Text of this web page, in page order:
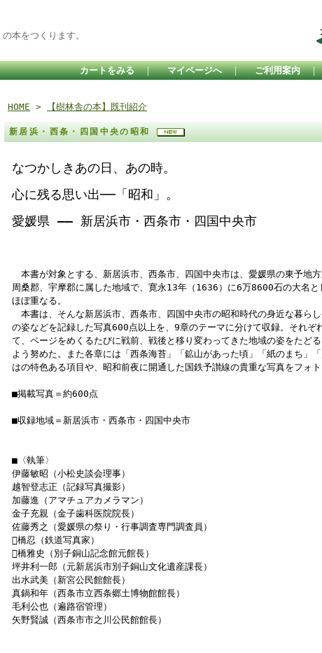
本をつくります。
カートをみる ｜ マイページへ ｜ ご利用案内
HOME > 【樹林舎の本】既刊紹介
新居浜・西条・四国中央の昭和
なつかしきあの日、あの時。
心に残る思い出──「昭和」。
愛媛県 —— 新居浜市・西条市・四国中央市
本書が対象とする、新居浜市、西条市、四国中央市は、愛媛県の東予地方
周桑郡、宇摩郡に属した地域で、寛永13年（1636）に6万8600石の大名と
ほぼ重なる。
本書は、そんな新居浜市、西条市、四国中央市の昭和時代の身近な暮ら
の姿などを記録した写真600点以上を、9章のテーマに分けて収録。それぞ
て、ページをめくるたびに戦前、戦後と移り変わってきた地域の姿をたど
よう努めた。また各章には「西条海苔」「鉱山があった頃」「紙のまち」
はの特色ある項目や、昭和前夜に開通した国鉄予讃線の貴重な写真をフォ
■掲載写真＝約600点
■収録地域＝新居浜市・西条市・四国中央市
■〈執筆〉
伊藤敏昭（小松史談会理事）
越智登志正（記録写真撮影）
加藤進（アマチュアカメラマン）
金子充親（金子歯科医院院長）
佐藤秀之（愛媛県の祭り・行事調査専門調査員）
橋忍（鉄道写真家）
橋雅史（別子銅山記念館元館長）
坪井利一郎（元新居浜市別子銅山文化遺産課長）
出水武美（新宮公民館館長）
真鍋和年（西条市立西条郷土博物館館長）
毛利公也（遍路宿管理）
矢野賢誠（西条市市之川公民館館長）